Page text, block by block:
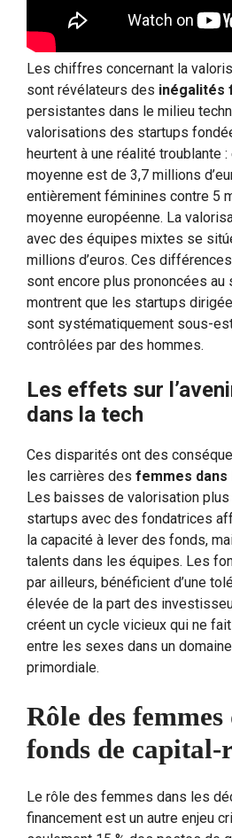
Les chiffres concernant la
sont révélateurs des inégalités
persistantes dans le milieu
valorisations des startups
heurtent à une réalité troublante
moyenne est de 3,7 millions
entièrement féminines contre 5
moyenne européenne. La
avec des équipes mixtes se
millions d’euros. Ces
sont encore plus prononcées au
montrent que les startups
sont systématiquement sous-
contrôlées par des hommes.
Les effets sur
dans la tech
Ces disparités ont des
les carrières des femmes
Les baisses de valorisation
startups avec des fondatrices
la capacité à lever des fonds,
talents dans les équipes. Les
par ailleurs, bénéficient d’une
élevée de la part des
créent un cycle vicieux qui ne fait
entre les sexes dans un
primordiale.
Rôle des femmes
fonds de capital-
Le rôle des femmes dans les
financement est un autre enjeu